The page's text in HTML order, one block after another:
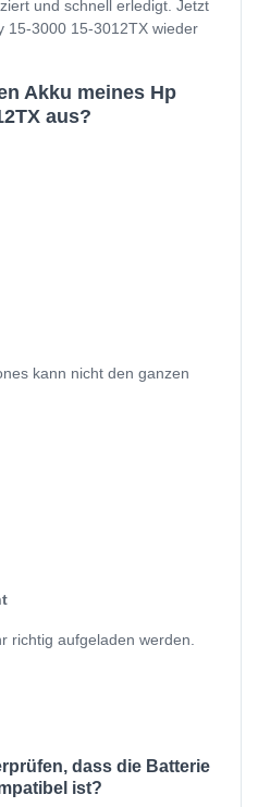
und schnell erledigt. Jetzt
15-3000 15-3012TX wieder
Akku meines Hp
aus?
kann nicht den ganzen
richtig aufgeladen werden.
dass die Batterie
ist?